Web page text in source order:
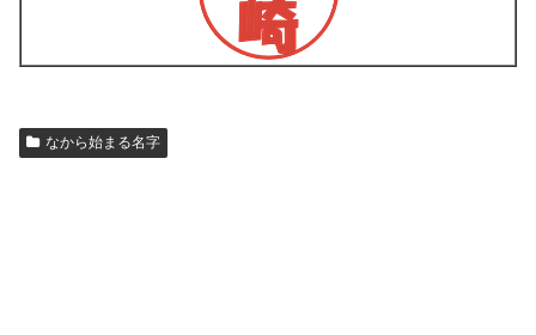
なから始まる名字